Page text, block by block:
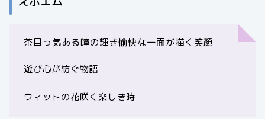
茶目っ気ある瞳の輝き愉快な一面が描く笑顔
遊び心が紡ぐ物語
ウィットの花咲く楽しき時